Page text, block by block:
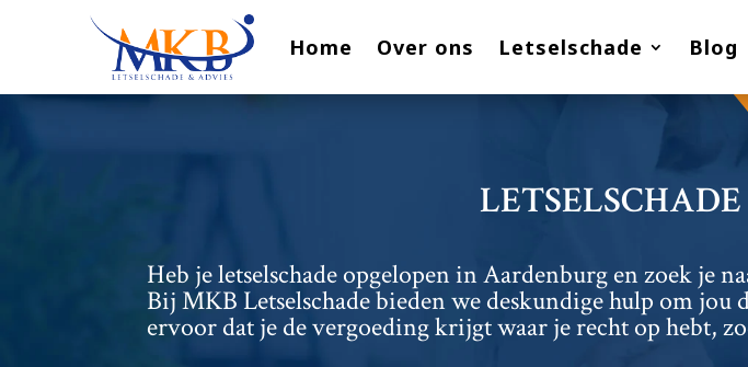
Home Over ons Letselschade Blog
Heb je letselschade opgelopen in Aardenburg en zoek je
Bij MKB Letselschade bieden we deskundige hulp om
ervoor dat je de vergoeding krijgt waar je recht op hebt,